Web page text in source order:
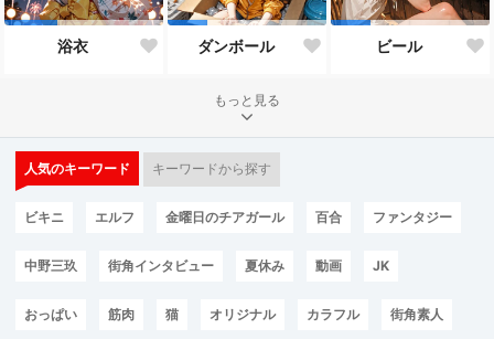
浴衣 ダンボール ビール
もっと見る
人気のキーワード キーワードから探す
ビキニ エルフ 金曜日のチアガール 百合 ファンタジー
中野三玖 街角インタビュー 夏休み 動画 JK
おっぱい 筋肉 猫 オリジナル カラフル 街角素人